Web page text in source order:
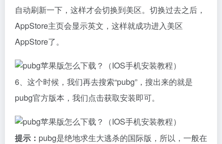
自动刷新一下，这样才会切换到美区。切换过去之后，
AppStore主页会显示英文，这样就成功进入美区
AppStore了。
6、这个时候，我们再去搜索“pubg”，搜出来的就是
pubg官方版本，我们点击获取安装即可。
提示： pubg是绝地求生大逃杀的国际版，所以，一般在